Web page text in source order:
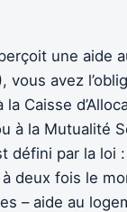
une aide
vous avez
la Caisse
à la Mutualité
défini par la loi
deux fois le
– aide au